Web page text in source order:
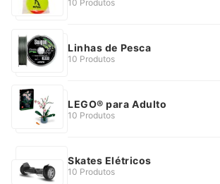
10 Produtos
Linhas de Pesca
10 Produtos
LEGO® para Adulto
10 Produtos
Skates Elétricos
10 Produtos